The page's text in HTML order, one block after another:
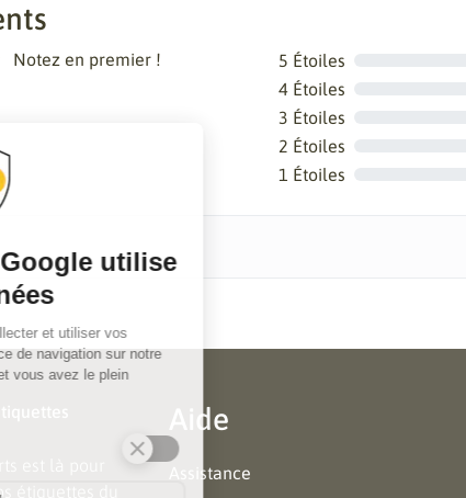
Notez en premier ! 5 Étoiles
4 Étoiles
3 Étoiles
2 Étoiles
1 Étoiles
étiquettes du
Aide
Assistance